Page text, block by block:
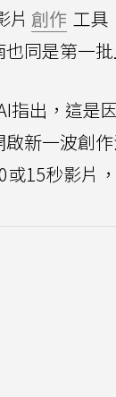
片 創作 工具
也同是第一
指出，這是
啟新一波創
或15秒影片